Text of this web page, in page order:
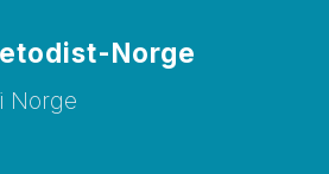
Norge
Norge